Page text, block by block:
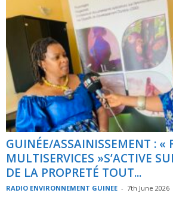
GUINÉE/ASSAINISSEMENT : «
MULTISERVICES »S’ACTIVE
DE LA PROPRETÉ TOUT...
RADIO ENVIRONNEMENT GUINEE - 7th June 2026